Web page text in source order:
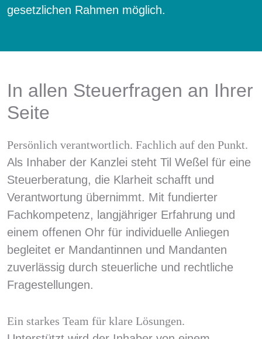
gesetzlichen Rahmen möglich.
In allen Steuerfragen an Ihrer
Seite
Persönlich verantwortlich. Fachlich auf den Punkt.
Als Inhaber der Kanzlei steht Til Weßel für eine
Steuerberatung, die Klarheit schafft und
Verantwortung übernimmt. Mit fundierter
Fachkompetenz, langjähriger Erfahrung und
einem offenen Ohr für individuelle Anliegen
begleitet er Mandantinnen und Mandanten
zuverlässig durch steuerliche und rechtliche
Fragestellungen.
Ein starkes Team für klare Lösungen.